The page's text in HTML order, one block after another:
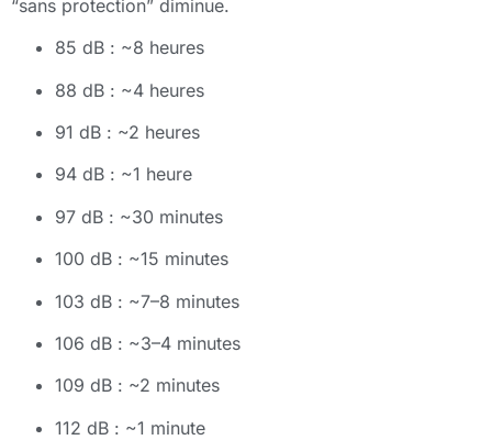
“sans protection” diminue.
85 dB : ~8 heures
88 dB : ~4 heures
91 dB : ~2 heures
94 dB : ~1 heure
97 dB : ~30 minutes
100 dB : ~15 minutes
103 dB : ~7–8 minutes
106 dB : ~3–4 minutes
109 dB : ~2 minutes
112 dB : ~1 minute